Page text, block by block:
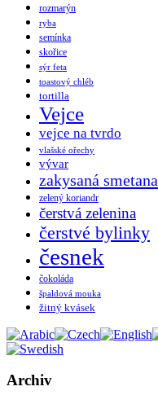
rozmarýn
ryba
semínka
skořice
sýr feta
toastový chléb
tortilla
Vejce
vejce na tvrdo
vlašské ořechy
vývar
zakysaná smetana
zelený koriandr
čerstvá zelenina
čerstvé bylinky
česnek
čokoláda
špaldová mouka
žitný kvásek
Archiv